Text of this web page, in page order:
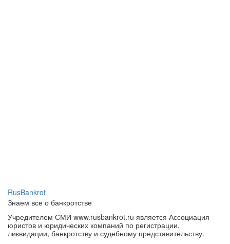
RusBankrot
Знаем все о банкротстве
Учредителем СМИ www.rusbankrot.ru является Ассоциация
юристов и юридических компаний по регистрации,
ликвидации, банкротству и судебному представительству.